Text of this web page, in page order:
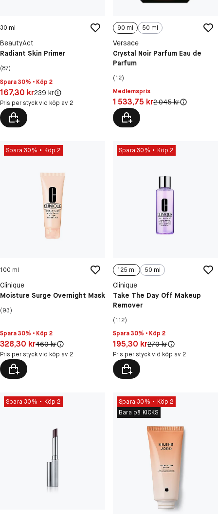
30 ml
BeautyAct
Radiant Skin Primer
(87)
Spara 30% • Köp 2
Pris: 167,30 kr
167,30 krOriginal pris:
239 kr
Pris per styck vid köp av 2
90 ml 50 ml
Versace
Crystal Noir Parfum Eau de
Parfum
(12)
Medlemspris
Pris: 1 533,75 kr
1 533,75 krOriginal pris:
2 045 kr
Spara 30% Köp 2
100 ml
Clinique
Moisture Surge Overnight Mask
(93)
Spara 30% • Köp 2
Pris: 328,30 kr
328,30 krOriginal pris:
469 kr
Pris per styck vid köp av 2
Spara 30% Köp 2
125 ml 50 ml
Clinique
Take The Day Off Makeup
Remover
(112)
Spara 30% • Köp 2
Pris: 195,30 kr
195,30 krOriginal pris:
279 kr
Pris per styck vid köp av 2
Spara 30% Köp 2 Spara 30%
Köp 2
Bara på KICKS